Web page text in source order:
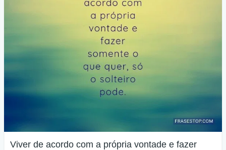
Viver de acordo com a própria vontade e fazer